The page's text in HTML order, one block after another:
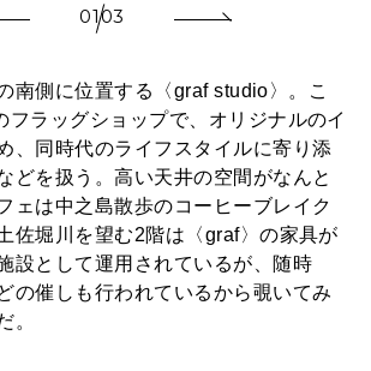
0103
南側に位置する〈graf studio〉。こ
フラッグショップで、オリジナルのイ
、同時代のライフスタイルに寄り添
どを扱う。高い天井の空間がなんと
ェは中之島散歩のコーヒーブレイク
佐堀川を望む2階は〈graf〉の家具が
設として運用されているが、随時
の催しも行われているから覗いてみ
。